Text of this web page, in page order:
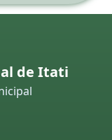
de Itati